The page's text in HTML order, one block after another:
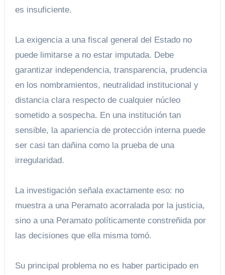
es insuficiente.
La exigencia a una fiscal general del Estado no
puede limitarse a no estar imputada. Debe
garantizar independencia, transparencia, prudencia
en los nombramientos, neutralidad institucional y
distancia clara respecto de cualquier núcleo
sometido a sospecha. En una institución tan
sensible, la apariencia de protección interna puede
ser casi tan dañina como la prueba de una
irregularidad.
La investigación señala exactamente eso: no
muestra a una Peramato acorralada por la justicia,
sino a una Peramato políticamente constreñida por
las decisiones que ella misma tomó.
Su principal problema no es haber participado en